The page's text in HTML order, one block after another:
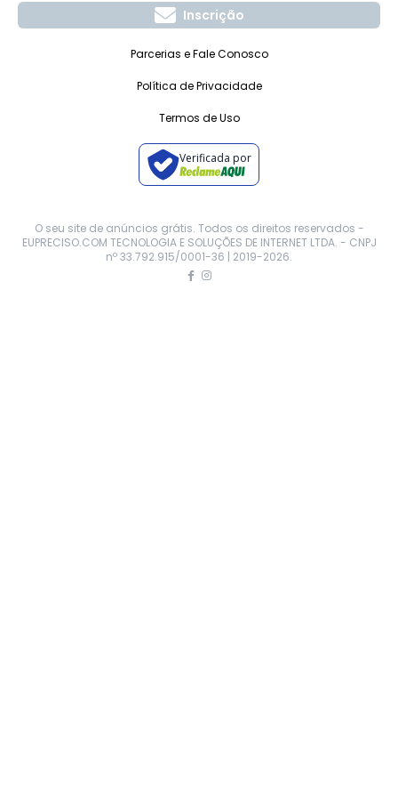
Inscrição
Parcerias e Fale Conosco
Política de Privacidade
Termos de Uso
Verificada por
O seu site de anúncios grátis. Todos os direitos reservados -
EUPRECISO.COM TECNOLOGIA E SOLUÇÕES DE INTERNET LTDA. - CNPJ
nº 33.792.915/0001-36 | 2019-2026.